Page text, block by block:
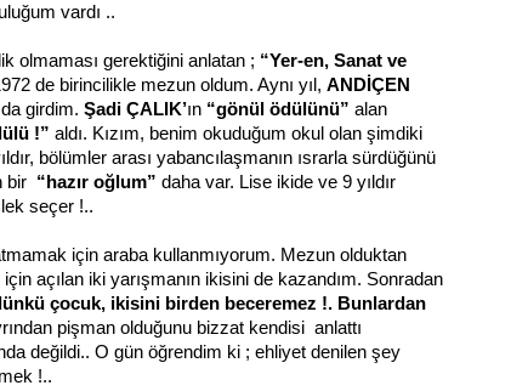
vardı ..
olmaması gerektiğini anlatan ; “Yer-en, Sanat ve
de birincilikle mezun oldum. Aynı yıl,ANDİÇEN
da girdim.Şadi ÇALIK’ın “gönül ödülünü” alan
!” aldı. Kızım, benim okuduğum okul olan şimdiki
bölümler arası yabancılaşmanın ısrarla sürdüğünü
bir “hazır oğlum” daha var. Lise ikide ve 9 yıldır
seçer !..
için araba kullanmıyorum. Mezun olduktan
için açılan iki yarışmanın ikisini de kazandım. Sonradan
çocuk, ikisini birden beceremez !. Bunlardan
pişman olduğunu bizzat kendisi anlattı
değildi.. O gün öğrendim ki ; ehliyet denilen şey
!..